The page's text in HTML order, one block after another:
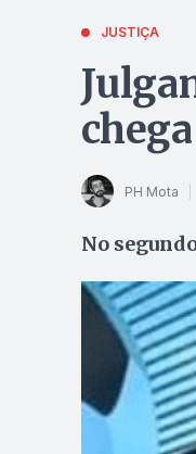
JUSTIÇA
PH Mota
No